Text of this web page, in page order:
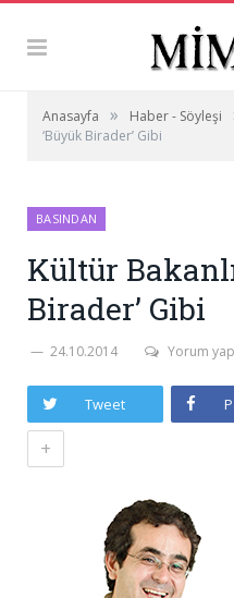
Anasayfa » Haber - Söyleşi
‘Büyük Birader’ Gibi
BASINDAN
Kültür
Birader’ Gibi
24.10.2014 Yorum
Tweet
+